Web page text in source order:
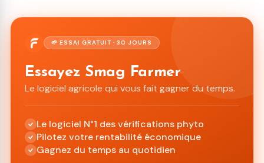
🌱 ESSAI GRATUIT · 30 JOURS
Essayez Smag Farmer
Le logiciel agricole qui vous fait gagner du temps.
Le logiciel N°1 des vérifications phyto
Pilotez votre rentabilité économique
Gagnez du temps au quotidien